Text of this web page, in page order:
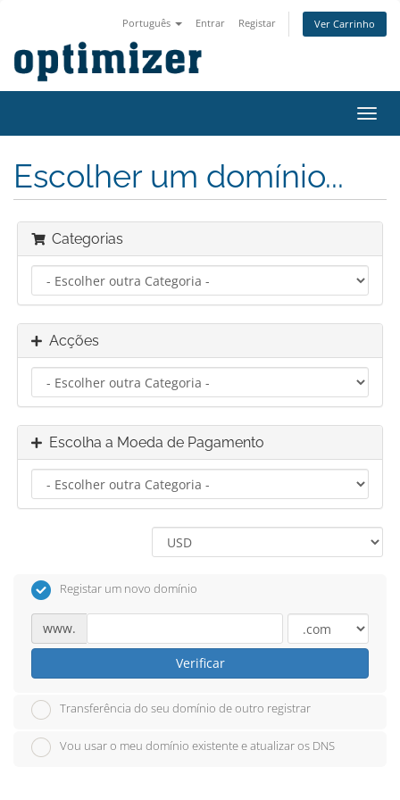
Português Entrar Registar Ver Carrinho
Escolher um domínio...
Categorias
Acções
Escolha a Moeda de Pagamento
Registar um novo domínio
www.
Verificar
Transferência do seu domínio de outro registrar
Vou usar o meu domínio existente e atualizar os DNS